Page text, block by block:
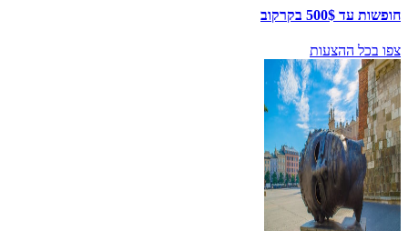
חופשות עד 500$ בקרקוב
צפו בכל ההצעות